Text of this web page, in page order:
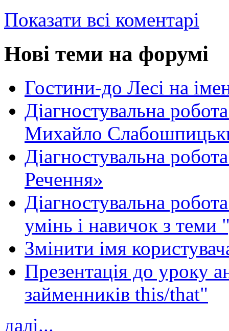
Показати всі коментарі
Нові теми на форумі
Гостини-до Лесі на
Діагностувальна
Михайло
Діагностувальна
Речення»
Діагностувальна
умінь і навичок з теми
Змінити імя
Презентація до уроку
займенників this/that"
далі...